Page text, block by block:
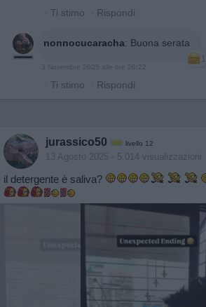
· Ti stimo · Rispondi
nonnocucaracha: Buona serata
1
3 Novembre 2025 alle ore 20:22
· Ti stimo · Rispondi
jurassico50 livello 12
13 Agosto 2025 - 5.014 visualizzazioni
il detergente è saliva?